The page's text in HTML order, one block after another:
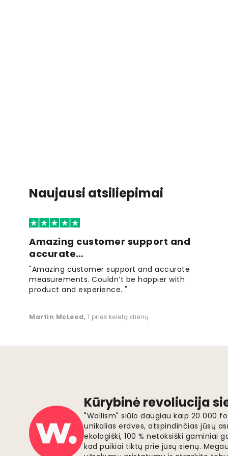
Naujausi atsiliepimai
Amazing customer support and
accurate…
"Amazing customer support and accurate
measurements. Couldn’t be happier with
product and experience. "
Martin McLeod, 1 prieš keletą dienų
Kūrybinė revoliucija
"Wallism" siūlo daugiau kaip 20 000
unikalias erdves, atspindinčias jūsų
ekologiški, 100 % netoksiški gaminiai
kad puikiai tiktų prie jūsų sienų.